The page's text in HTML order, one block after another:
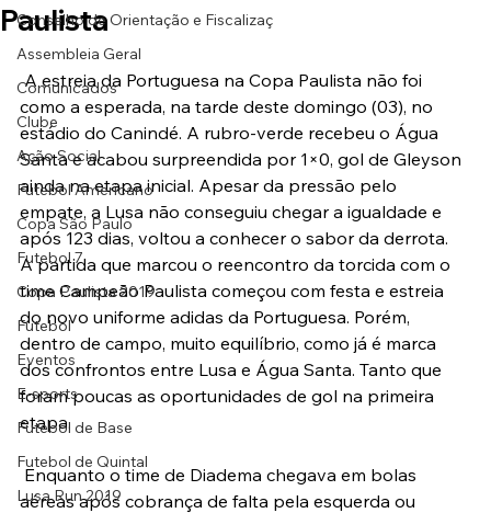
Conselho de Orientação e Fiscalizaç
Assembleia Geral
Comunicados
Clube
Ação Social
Futebol Americano
Copa São Paulo
Futebol 7
Copa Paulista 2019
Futebol
Eventos
E-sports
Futebol de Base
Futebol de Quintal
Lusa Run 2019
Paulista
A estreia da Portuguesa na Copa Paulista não foi
como a esperada, na tarde deste domingo (03), no
estádio do Canindé. A rubro-verde recebeu o Água
Santa e acabou surpreendida por 1×0, gol de Gleyson
ainda na etapa inicial. Apesar da pressão pelo
empate, a Lusa não conseguiu chegar a igualdade e
após 123 dias, voltou a conhecer o sabor da derrota.
A partida que marcou o reencontro da torcida com o
time Campeão Paulista começou com festa e estreia
do novo uniforme adidas da Portuguesa. Porém,
dentro de campo, muito equilíbrio, como já é marca
dos confrontos entre Lusa e Água Santa. Tanto que
foram poucas as oportunidades de gol na primeira
etapa.
aéreas após cobrança de falta pela esquerda ou